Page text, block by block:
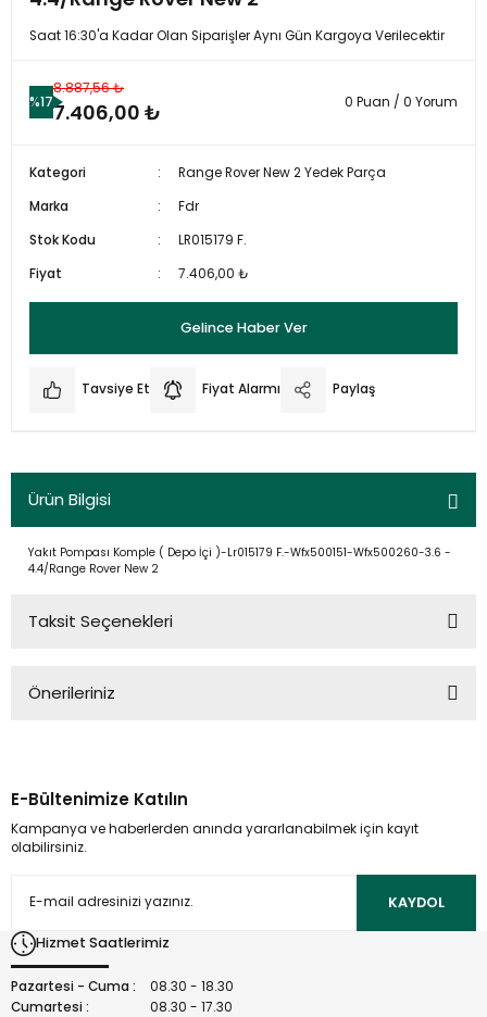
Saat 16:30'a Kadar Olan Siparişler Aynı Gün Kargoya Verilecektir
%17
8.887,56 ₺
7.406,00 ₺ 0 Puan / 0 Yorum
Kategori
Range Rover New 2 Yedek Parça
Marka
Fdr
Stok Kodu
LR015179 F.
Fiyat
7.406,00 ₺
Gelince Haber Ver
Tavsiye Et Fiyat Alarmı Paylaş
Ürün Bilgisi
Yakıt Pompası Komple ( Depo İçi )-Lr015179 F.-Wfx500151-Wfx500260-3.6 -
4.4/Range Rover New 2
Taksit Seçenekleri
Önerileriniz
kullanarak tarafımıza iletebilirsiniz.
Görüş ve önerileriniz için teşekkür ederiz.
Ürün açıklamasında eksik bilgiler bulunuyor.
Bu ürüne benzer farklı alternatifler olmalı.
E-Bültenimize Katılın
Kampanya ve haberlerden anında yararlanabilmek için kayıt
olabilirsiniz.
KAYDOL
Hizmet Saatlerimiz
Pazartesi - Cuma :
08.30 - 18.30
Cumartesi :
08.30 - 17.30